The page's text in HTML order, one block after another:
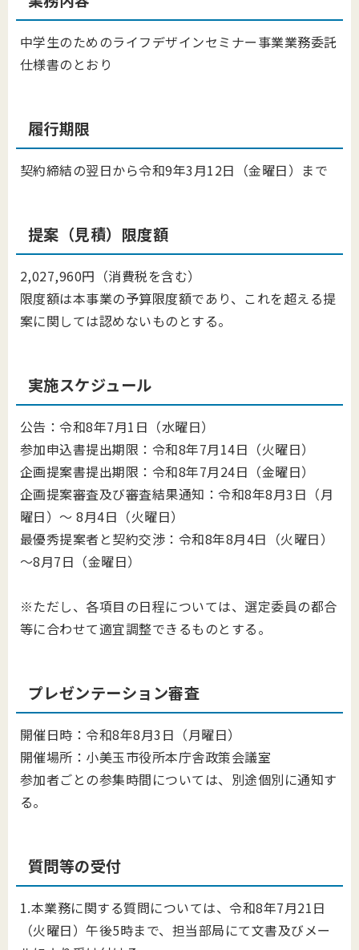
中学生のためのライフデザインセミナー事業業務委託
仕様書のとおり
履行期限
契約締結の翌日から令和9年3⽉12⽇（金曜⽇）まで
提案（見積）限度額
2,027,960円（消費税を含む）
限度額は本事業の予算限度額であり、これを超える提
案に関しては認めないものとする。
実施スケジュール
公告：令和8年7月1日（水曜日）
参加申込書提出期限：令和8年7月14日（火曜日）
企画提案書提出期限：令和8年7月24日（金曜日）
企画提案審査及び審査結果通知：令和8年8月3日（月
曜日）～ 8月4日（火曜日）
最優秀提案者と契約交渉：令和8年8月4日（火曜日）
～8月7日（金曜日）
※ただし、各項目の日程については、選定委員の都合
等に合わせて適宜調整できるものとする。
プレゼンテーション審査
開催日時：令和8年8月3日（月曜日）
開催場所：小美玉市役所本庁舎政策会議室
参加者ごとの参集時間については、別途個別に通知す
る。
質問等の受付
1.本業務に関する質問については、令和8年7⽉21⽇
（火曜⽇）午後5時まで、担当部局にて文書及びメー